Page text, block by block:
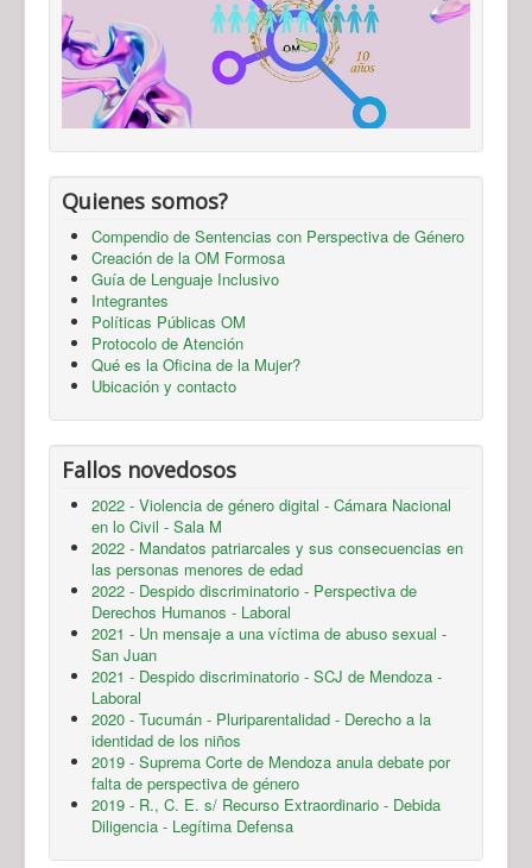
Quienes somos?
Compendio de Sentencias con Perspectiva de Género
Creación de la OM Formosa
Guía de Lenguaje Inclusivo
Integrantes
Políticas Públicas OM
Protocolo de Atención
Qué es la Oficina de la Mujer?
Ubicación y contacto
Fallos novedosos
2022 - Violencia de género digital - Cámara Nacional
en lo Civil - Sala M
2022 - Mandatos patriarcales y sus consecuencias en
las personas menores de edad
2022 - Despido discriminatorio - Perspectiva de
Derechos Humanos - Laboral
2021 - Un mensaje a una víctima de abuso sexual -
San Juan
2021 - Despido discriminatorio - SCJ de Mendoza -
Laboral
2020 - Tucumán - Pluriparentalidad - Derecho a la
identidad de los niños
2019 - Suprema Corte de Mendoza anula debate por
falta de perspectiva de género
2019 - R., C. E. s/ Recurso Extraordinario - Debida
Diligencia - Legítima Defensa